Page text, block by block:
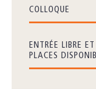
COLLOQUE
ENTRÉE LIBRE
PLACES